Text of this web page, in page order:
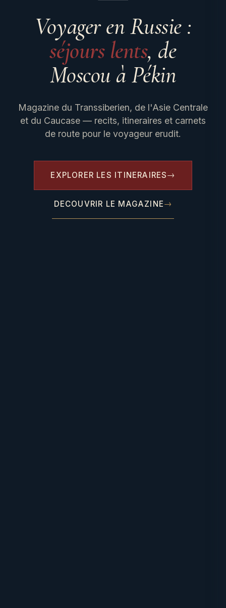
Voyager en Russie :
séjours lents, de
Moscou à Pékin
Magazine du Transsiberien, de l'Asie Centrale
et du Caucase — recits, itineraires et carnets
de route pour le voyageur erudit.
EXPLORER LES ITINERAIRES
DECOUVRIR LE MAGAZINE